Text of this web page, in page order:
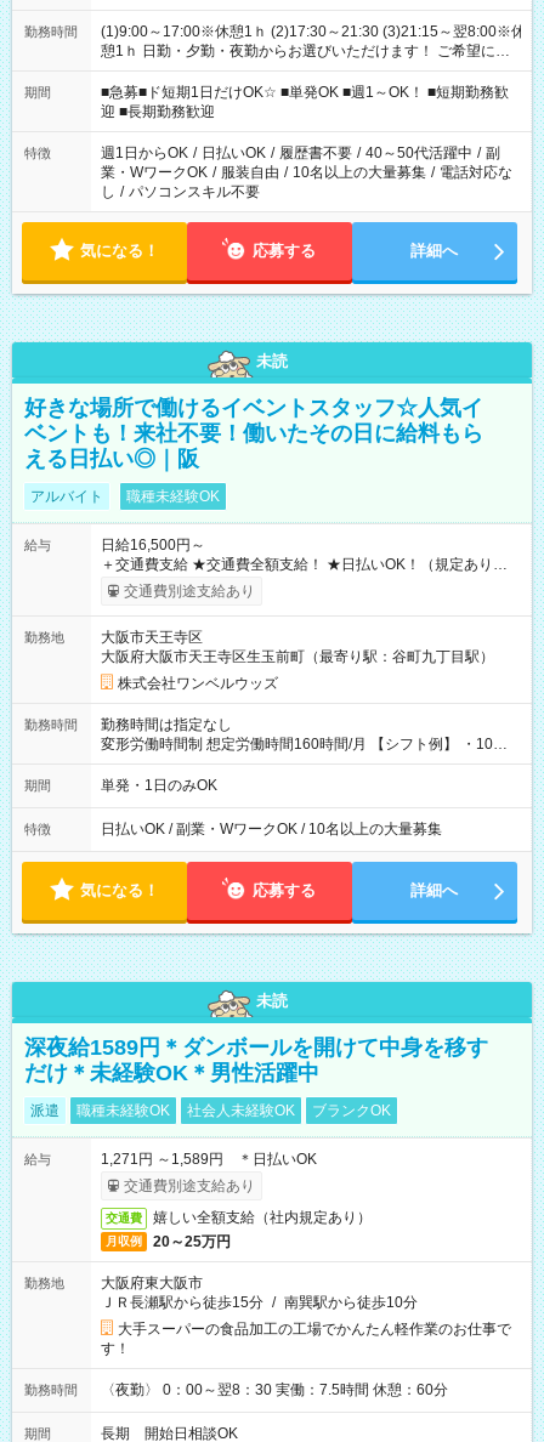
勤務時間
(1)9:00～17:00※休憩1ｈ (2)17:30～21:30 (3)21:15～翌8:00※休
憩1ｈ 日勤・夕勤・夜勤からお選びいただけます！ ご希望に合
わせて働けるお仕事です(*^^*) 【その他選べる勤務時間】 8-17
時/9-17時/9-18時/10-18時/11-21時/18-22時/20-翌4時/21-翌5
時/22-翌6時/0-翌8時 ご自身のご都合で選んで頂ける完全自由シ
フト！
期間
■急募■ド短期1日だけOK☆ ■単発OK ■週1～OK！ ■短期勤務歓
迎 ■長期勤務歓迎
特徴 週1日からOK / 日払いOK / 履歴書不要 / 40～50代活躍中 / 副
業・WワークOK / 服装自由 / 10名以上の大量募集 / 電話対応な
し / パソコンスキル不要
気になる！ 応募する 詳細へ
未読
好きな場所で働けるイベントスタッフ☆人気イ
ベントも！来社不要！働いたその日に給料もら
える日払い◎｜阪
アルバイト 職種未経験OK
給与
日給16,500円～
＋交通費支給 ★交通費全額支給！ ★日払いOK！（規定あり） ┗
働いたその日に現金GET♪ お仕事後はコンビニATMから 日払
交通費別途支給あり
勤務地
大阪市天王寺区
大阪府大阪市天王寺区生玉前町（最寄り駅：谷町九丁目駅）
株式会社ワンベルウッズ
勤務時間
勤務時間は指定なし
変形労働時間制 想定労働時間160時間/月 【シフト例】 ・10：
00～20：00
期間 単発・1日のみOK
特徴 日払いOK / 副業・WワークOK / 10名以上の大量募集
気になる！ 応募する 詳細へ
未読
深夜給1589円＊ダンボールを開けて中身を移す
だけ＊未経験OK＊男性活躍中
派遣 職種未経験OK 社会人未経験OK ブランクOK
給与
1,271円 ～1,589円 ＊日払いOK
交通費別途支給あり
交通費 嬉しい全額支給（社内規定あり）
月収例 20～25万円
勤務地
大阪府東大阪市
ＪＲ長瀬駅から徒歩15分 / 南巽駅から徒歩10分
大手スーパーの食品加工の工場でかんたん軽作業のお仕事で
す！
勤務時間 〈夜勤〉 0：00～翌8：30 実働：7.5時間 休憩：60分
期間 長期 開始日相談OK